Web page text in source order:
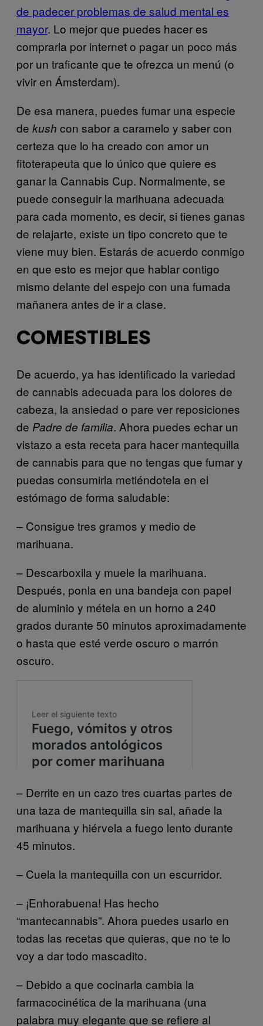
de padecer problemas de salud mental es
mayor. Lo mejor que puedes hacer es
comprarla por internet o pagar un poco más
por un traficante que te ofrezca un menú (o
vivir en Ámsterdam).
De esa manera, puedes fumar una especie
de kush con sabor a caramelo y saber con
certeza que lo ha creado con amor un
fitoterapeuta que lo único que quiere es
ganar la Cannabis Cup. Normalmente, se
puede conseguir la marihuana adecuada
para cada momento, es decir, si tienes ganas
de relajarte, existe un tipo concreto que te
viene muy bien. Estarás de acuerdo conmigo
en que esto es mejor que hablar contigo
mismo delante del espejo con una fumada
mañanera antes de ir a clase.
COMESTIBLES
De acuerdo, ya has identificado la variedad
de cannabis adecuada para los dolores de
cabeza, la ansiedad o pare ver reposiciones
de Padre de familia. Ahora puedes echar un
vistazo a esta receta para hacer mantequilla
de cannabis para que no tengas que fumar y
puedas consumirla metiéndotela en el
estómago de forma saludable:
– Consigue tres gramos y medio de
marihuana.
– Descarboxila y muele la marihuana.
Después, ponla en una bandeja con papel
de aluminio y métela en un horno a 240
grados durante 50 minutos aproximadamente
o hasta que esté verde oscuro o marrón
oscuro.
– Derrite en un cazo tres cuartas partes de
una taza de mantequilla sin sal, añade la
marihuana y hiérvela a fuego lento durante
45 minutos.
– Cuela la mantequilla con un escurridor.
– ¡Enhorabuena! Has hecho
“mantecannabis”. Ahora puedes usarlo en
todas las recetas que quieras, que no te lo
voy a dar todo mascadito.
– Debido a que cocinarla cambia la
farmacocinética de la marihuana (una
palabra muy elegante que se refiere al